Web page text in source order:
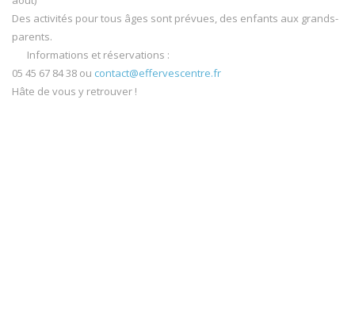
Des activités pour tous âges sont prévues, des enfants aux grands-
parents.
Informations et réservations :
05 45 67 84 38 ou contact@effervescentre.fr
Hâte de vous y retrouver !